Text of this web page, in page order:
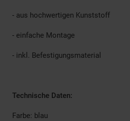
- aus hochwertigen Kunststoff
- einfache Montage
- inkl. Befestigungsmaterial
Technische Daten:
Farbe: blau